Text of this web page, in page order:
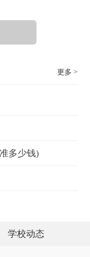
更多 >
多少钱)
学校动态